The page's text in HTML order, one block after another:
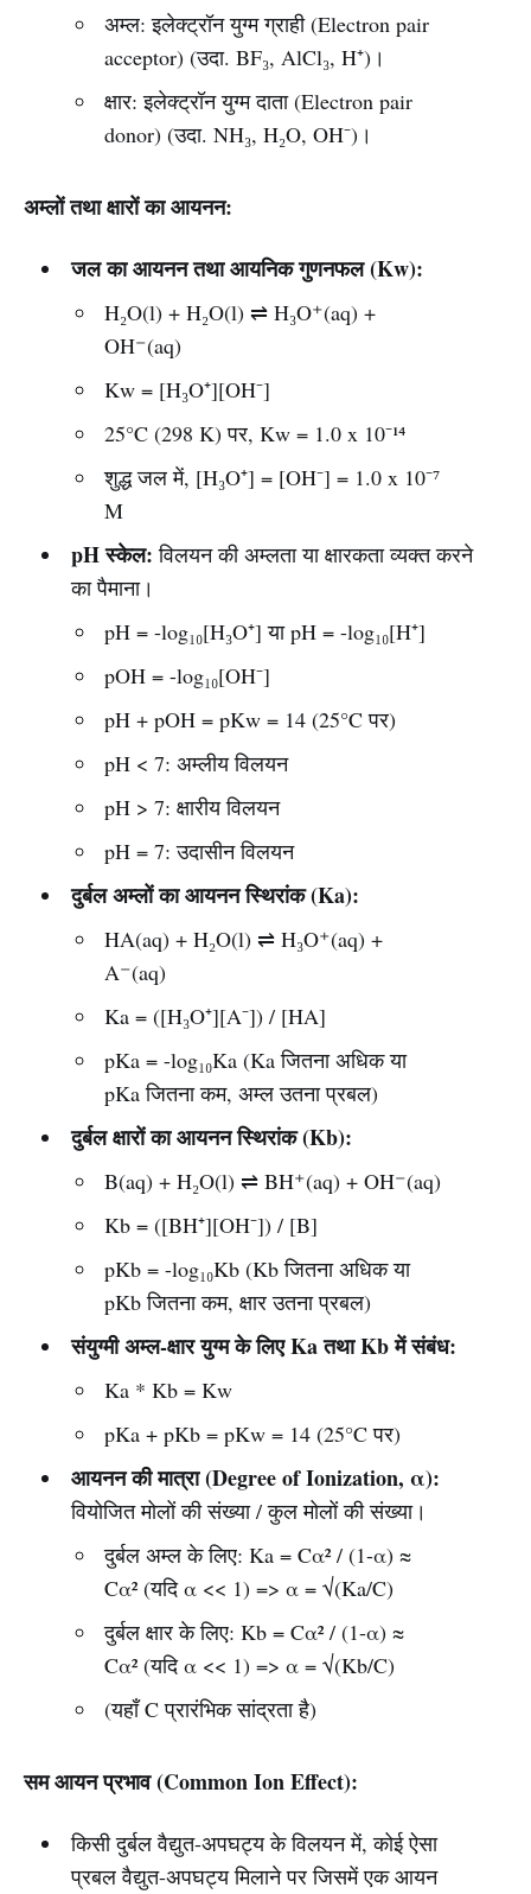
अम्ल: इलेक्ट्रॉन युग्म ग्राही (Electron pair
acceptor) (उदा. BF₃, AlCl₃, H⁺)।
क्षार: इलेक्ट्रॉन युग्म दाता (Electron pair
donor) (उदा. NH₃, H₂O, OH⁻)।
अम्लों तथा क्षारों का आयनन:
जल का आयनन तथा आयनिक गुणनफल (Kw):
H₂O(l) + H₂O(l) ⇌ H₃O⁺(aq) +
OH⁻(aq)
Kw = [H₃O⁺][OH⁻]
25°C (298 K) पर, Kw = 1.0 x 10⁻¹⁴
शुद्ध जल में, [H₃O⁺] = [OH⁻] = 1.0 x 10⁻⁷
M
pH स्केल: विलयन की अम्लता या क्षारकता व्यक्त करने
का पैमाना।
pH = -log₁₀[H₃O⁺] या pH = -log₁₀[H⁺]
pOH = -log₁₀[OH⁻]
pH + pOH = pKw = 14 (25°C पर)
pH < 7: अम्लीय विलयन
pH > 7: क्षारीय विलयन
pH = 7: उदासीन विलयन
दुर्बल अम्लों का आयनन स्थिरांक (Ka):
HA(aq) + H₂O(l) ⇌ H₃O⁺(aq) +
A⁻(aq)
Ka = ([H₃O⁺][A⁻]) / [HA]
pKa = -log₁₀Ka (Ka जितना अधिक या
pKa जितना कम, अम्ल उतना प्रबल)
दुर्बल क्षारों का आयनन स्थिरांक (Kb):
B(aq) + H₂O(l) ⇌ BH⁺(aq) + OH⁻(aq)
Kb = ([BH⁺][OH⁻]) / [B]
pKb = -log₁₀Kb (Kb जितना अधिक या
pKb जितना कम, क्षार उतना प्रबल)
संयुग्मी अम्ल-क्षार युग्म के लिए Ka तथा Kb में संबंध:
Ka * Kb = Kw
pKa + pKb = pKw = 14 (25°C पर)
आयनन की मात्रा (Degree of Ionization, α):
वियोजित मोलों की संख्या / कुल मोलों की संख्या।
दुर्बल अम्ल के लिए: Ka = Cα² / (1-α) ≈
Cα² (यदि α << 1) => α = √(Ka/C)
दुर्बल क्षार के लिए: Kb = Cα² / (1-α) ≈
Cα² (यदि α << 1) => α = √(Kb/C)
(यहाँ C प्रारंभिक सांद्रता है)
सम आयन प्रभाव (Common Ion Effect):
किसी दुर्बल वैद्युत-अपघट्य के विलयन में, कोई ऐसा
प्रबल वैद्युत-अपघट्य मिलाने पर जिसमें एक आयन